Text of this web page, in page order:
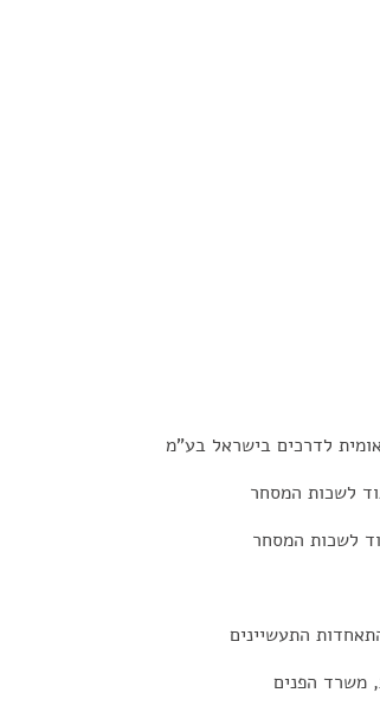
לדרכים בישראל בע"מ
לשכות המסחר
לשכות המסחר
התעשיינים
משרד הפנים